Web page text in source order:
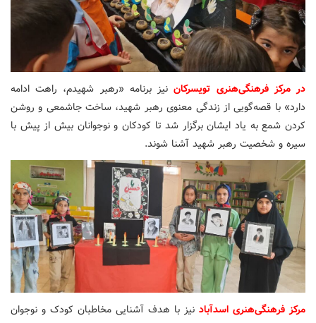
در مرکز فرهنگی‌هنری تویسرکاننیز برنامه «رهبر شهیدم، راهت ادامه
دارد» با قصه‌گویی از زندگی معنوی رهبر شهید، ساخت جاشمعی و روشن
کردن شمع به یاد ایشان برگزار شد تا کودکان و نوجوانان بیش از پیش با
سیره و شخصیت رهبر شهید آشنا شوند.
مرکز فرهنگی‌هنری اسدآباد نیز با هدف آشنایی مخاطبان کودک و نوجوان